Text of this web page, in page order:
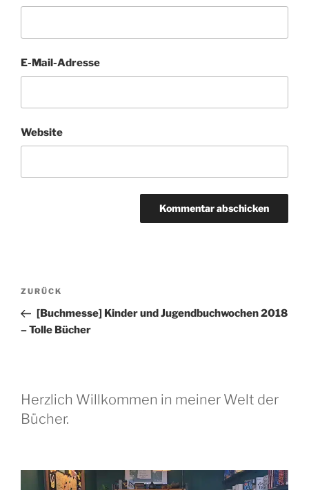
E-Mail-Adresse
Website
Beitragsnavigation
Vorheriger
Beitrag
ZURÜCK
[Buchmesse] Kinder und Jugendbuchwochen 2018
– Tolle Bücher
Herzlich Willkommen in meiner Welt der
Bücher.